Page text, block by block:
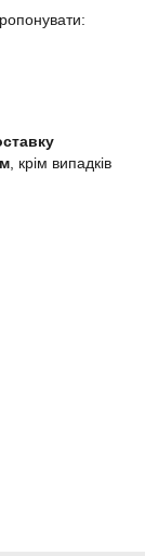
, крім випадків